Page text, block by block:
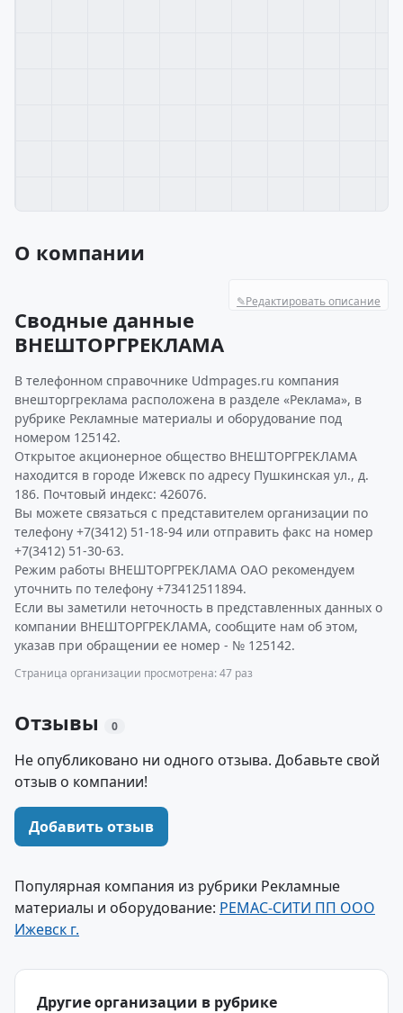
О компании
✎Редактировать описание
Сводные данные
ВНЕШТОРГРЕКЛАМА
В телефонном справочнике Udmpages.ru компания
внешторгреклама расположена в разделе «Реклама», в
рубрике Рекламные материалы и оборудование под
номером 125142.
Открытое акционерное общество ВНЕШТОРГРЕКЛАМА
находится в городе Ижевск по адресу Пушкинская ул., д.
186. Почтовый индекс: 426076.
Вы можете связаться с представителем организации по
телефону +7(3412) 51-18-94 или отправить факс на номер
+7(3412) 51-30-63.
Режим работы ВНЕШТОРГРЕКЛАМА ОАО рекомендуем
уточнить по телефону +73412511894.
Если вы заметили неточность в представленных данных о
компании ВНЕШТОРГРЕКЛАМА, сообщите нам об этом,
указав при обращении ее номер - № 125142.
Страница организации просмотрена: 47 раз
Отзывы 0
Не опубликовано ни одного отзыва. Добавьте свой
отзыв о компании!
Добавить отзыв
Популярная компания из рубрики Рекламные
материалы и оборудование: РЕМАС-СИТИ ПП ООО
Ижевск г.
Другие организации в рубрике